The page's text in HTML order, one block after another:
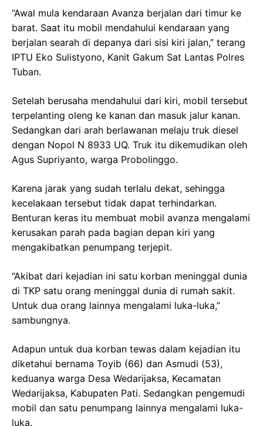
“Awal mula kendaraan Avanza berjalan dari timur ke
barat. Saat itu mobil mendahului kendaraan yang
berjalan searah di depanya dari sisi kiri jalan,” terang
IPTU Eko Sulistyono, Kanit Gakum Sat Lantas Polres
Tuban.
Setelah berusaha mendahului dari kiri, mobil tersebut
terpelanting oleng ke kanan dan masuk jalur kanan.
Sedangkan dari arah berlawanan melaju truk diesel
dengan Nopol N 8933 UQ. Truk itu dikemudikan oleh
Agus Supriyanto, warga Probolinggo.
Karena jarak yang sudah terlalu dekat, sehingga
kecelakaan tersebut tidak dapat terhindarkan.
Benturan keras itu membuat mobil avanza mengalami
kerusakan parah pada bagian depan kiri yang
mengakibatkan penumpang terjepit.
“Akibat dari kejadian ini satu korban meninggal dunia
di TKP satu orang meninggal dunia di rumah sakit.
Untuk dua orang lainnya mengalami luka-luka,”
sambungnya.
Adapun untuk dua korban tewas dalam kejadian itu
diketahui bernama Toyib (66) dan Asmudi (53),
keduanya warga Desa Wedarijaksa, Kecamatan
Wedarijaksa, Kabupaten Pati. Sedangkan pengemudi
mobil dan satu penumpang lainnya mengalami luka-
luka.